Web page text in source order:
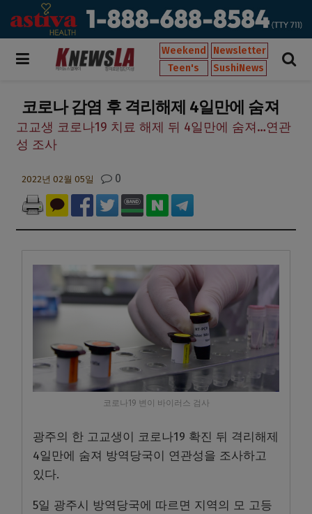
Weekend
Newsletter
Teen's
SushiNews
코로나 감염 후 격리해제 4일만에 숨져
고교생 코로나19 치료 해제 뒤 4일만에 숨져…연관
성 조사
2022년 02월 05일 0
코로나19 변이 바이러스 검사
광주의 한 고교생이 코로나19 확진 뒤 격리해제
4일만에 숨져 방역당국이 연관성을 조사하고
있다.
5일 광주시 방역당국에 따르면 지역의 모 고등